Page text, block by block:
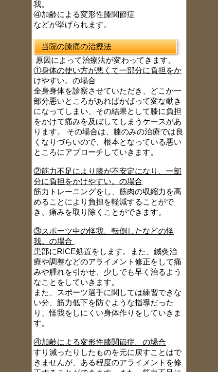
我。
④加齢による変形性膝関節症
などが挙げられます。
当院の膝痛の治療法
原因によって治療法が変わってきます。
①身体の使い方が悪くて一部分に負担をか
けやすい。の場合
全身身体を診察させていただき、どこか一
部分悪いところがあればかばって変な動き
になってしまい、その結果として膝に負担
をかけて痛みを及ぼしてしまうケースがあ
ります。 その場合は、膝のみの治療では良
くなりづらいので、根本となっている悪い
ところにアプローチしていきます。
②筋力不足により膝が不安定になり、一部
分に負担をかけやすい。の場合
筋力トレーニングをし、筋肉の収縮力を高
めることにより負担を軽減することがで
き、痛みを取り除くことができます。
③スポーツ中の怪我。転倒したなどの怪
我。の場合
患部にRICE処置をします。また、鍼灸治
療や調整などのアライメント修正をして痛
みや腫れを引かせ、少しでも早く治るよう
なことをしていきます。
また、スポーツ選手に関しては練習できな
い分、筋力低下を防ぐような指導だった
り、怪我をしにくい身体作りをしていきま
す。
④加齢による変形性膝関節症。の場合
すり減ったりしたものを元に戻すことはで
きませんが、ある程度のアライメントを修